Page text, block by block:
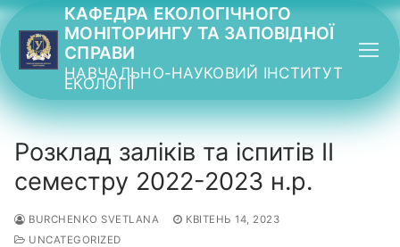
Перейти
до
вмісту
КАФЕДРА ЕКОЛОГІЧНОГО
МОНІТОРИНГУ ТА ЗАПОВІДНОЇ
СПРАВИ
НАВЧАЛЬНО-НАУКОВИЙ ІНСТИТУТ
ЕКОЛОГІЇ
Розклад заліків та іспитів ІІ
семестру 2022-2023 н.р.
BURCHENKO SVETLANA
КВІТЕНЬ 14, 2023
UNCATEGORIZED